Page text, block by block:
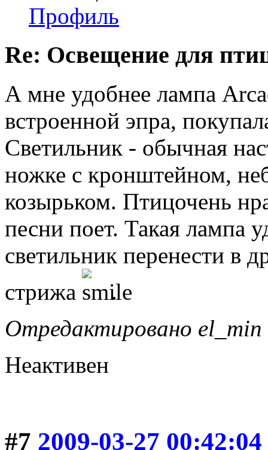
Профиль
Re: Освещение для
А мне удобнее лампа
встроенной эпра,
Светильник - обычная
ножке с кронштейном,
козырьком. Птицочень
песни поет. Такая лампа
светильник перенести в
стрижа
.
Отредактировано
Неактивен
#7 2009-03-27 00:42:04